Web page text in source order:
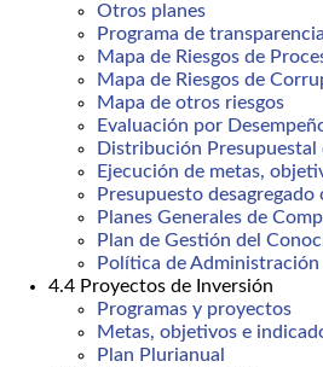
Otros planes
Programa de
Mapa de Riesgos de
Mapa de Riesgos de
Mapa de otros riesgos
Evaluación por
Distribución
Ejecución de metas,
Presupuesto
Planes Generales de
Plan de Gestión del
Política de Administración
4.4 Proyectos de Inversión
Programas y proyectos
Metas, objetivos e
Plan Plurianual